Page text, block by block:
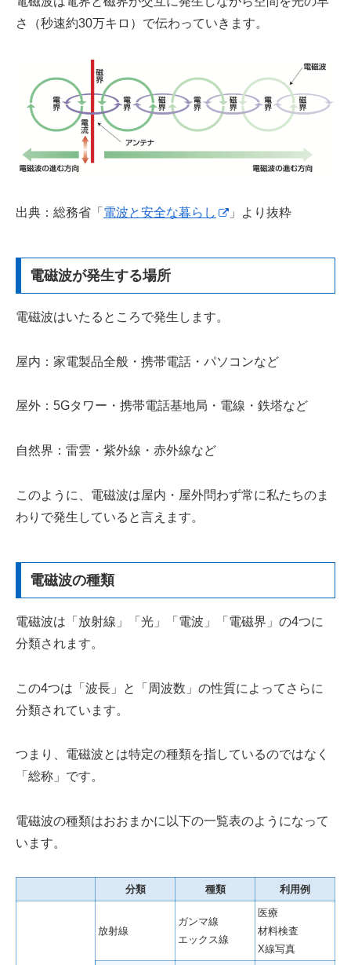
さ（秒速約30万キロ）で伝わっていきます。
出典：総務省「 電波と安全な暮らし 」より抜粋
電磁波が発生する場所
電磁波はいたるところで発生します。
屋内：家電製品全般・携帯電話・パソコンなど
屋外：5Gタワー・携帯電話基地局・電線・鉄塔など
自然界：雷雲・紫外線・赤外線など
このように、電磁波は屋内・屋外問わず常に私たちのま
わりで発生していると言えます。
電磁波の種類
電磁波は「放射線」「光」「電波」「電磁界」の4つに
分類されます。
この4つは「波長」と「周波数」の性質によってさらに
分類されています。
つまり、電磁波とは特定の種類を指しているのではなく
「総称」です。
電磁波の種類はおおまかに以下の一覧表のようになって
います。
分類 種類 利用例
放射線
ガンマ線
エックス線
医療
材料検査
X線写真